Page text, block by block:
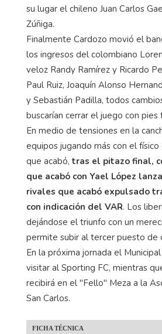
su lugar el chileno Juan Carlos
Zúñiga.
Finalmente Cardozo movió el
los ingresos del colombiano
veloz Randy Ramírez y Ricardo
Paul Ruiz, Joaquín Alonso
y Sebastián Padilla, todos
buscarían cerrar el juego con pies
En medio de tensiones en la
equipos jugando más con el
que acabó, tras el pitazo final,
que acabó con Yael López
rivales que acabó expulsado
con indicación del VAR. Los
dejándose el triunfo con un
permite subir al tercer puesto de
En la próxima jornada el
visitar al Sporting FC, mientras
recibirá en el "Fello" Meza a la
San Carlos.
FICHA TÉCNICA